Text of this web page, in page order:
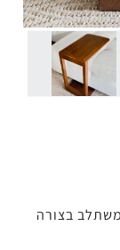
בצורה